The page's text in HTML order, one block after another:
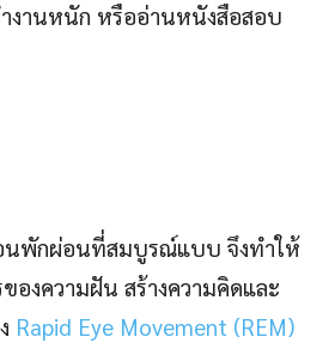
งานหนัก หรืออ่านหนังสือสอบ
อนพักผ่อนที่สมบูรณ์แบบ จึงทำให้
ของความฝัน สร้างความคิดและ
Rapid Eye Movement (REM)